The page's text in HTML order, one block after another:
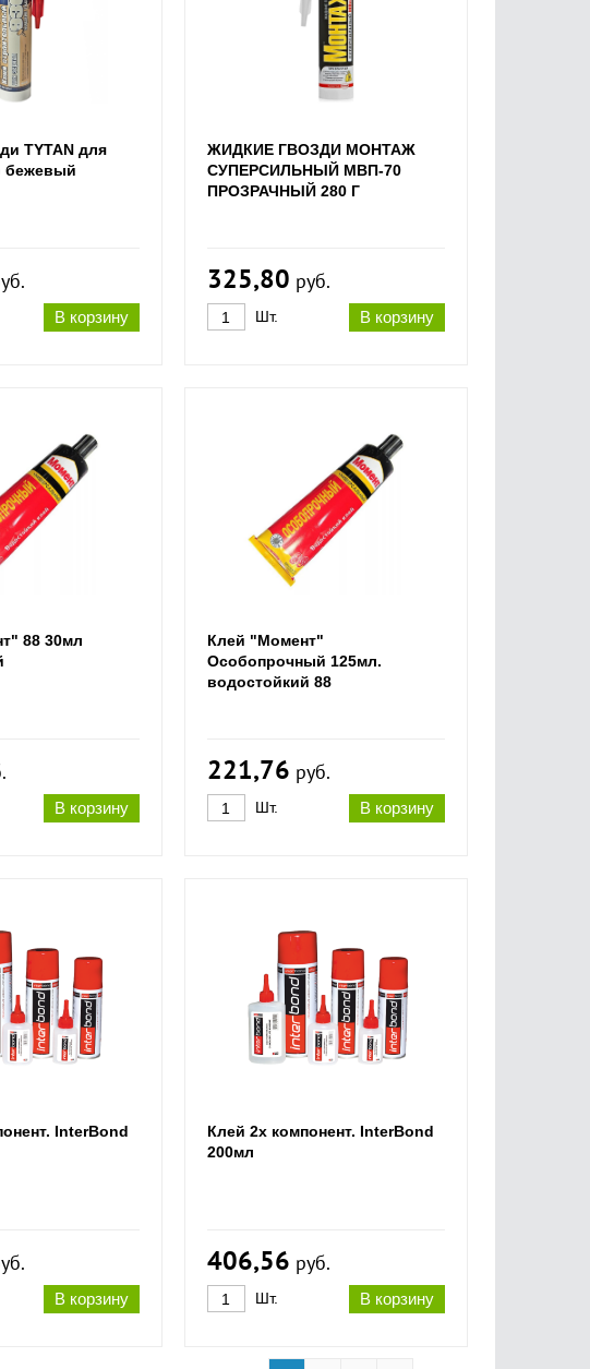
TYTAN для
бежевый
В корзину
ЖИДКИЕ ГВОЗДИ МОНТАЖ
СУПЕРСИЛЬНЫЙ МВП-70
ПРОЗРАЧНЫЙ 280 Г
325,80 руб.
В корзину
Шт.
88 30мл
В корзину
Клей "Момент"
Особопрочный 125мл.
водостойкий 88
221,76 руб.
В корзину
Шт.
InterBond
В корзину
Клей 2х компонент. InterBond
200мл
406,56 руб.
В корзину
Шт.